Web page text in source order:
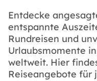
Entdecke
entspannte
Rundreisen und
Urlaubsmomente
weltweit. Hier
Reiseangebote für